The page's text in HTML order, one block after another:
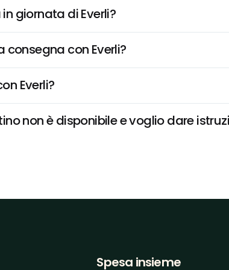
giornata di Everli?
con Everli?
Everli?
non è disponibile e voglio dare
Spesa insieme